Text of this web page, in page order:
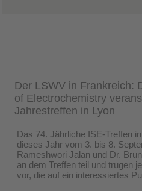
Der LSWV in Frankreich:
of Electrochemistry
Jahrestreffen in Lyon
Das 74. Jährliche ISE-Treffen
dieses Jahr vom 3. bis 8.
Rameshwori Jalan und Dr.
an dem Treffen teil und trugen
vor, die auf ein interessiertes